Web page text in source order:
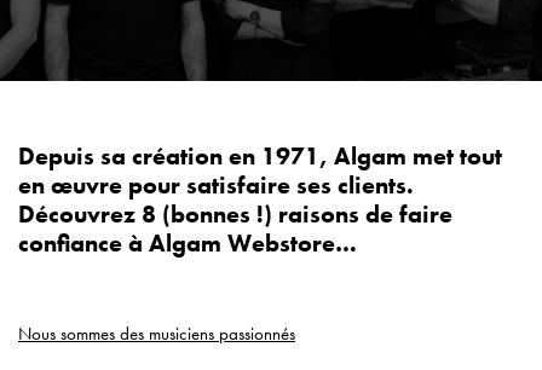
Depuis sa création en 1971, Algam met tout
en œuvre pour satisfaire ses clients.
Découvrez 8 (bonnes !) raisons de faire
confiance à Algam Webstore…
Nous sommes des musiciens passionnés